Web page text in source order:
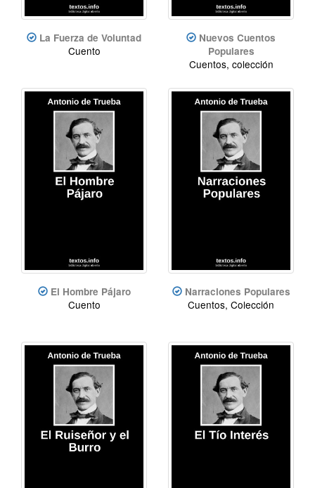
La Fuerza de Voluntad
Cuento
Nuevos Cuentos
Populares
Cuentos, colección
El Hombre Pájaro
Cuento
Narraciones Populares
Cuentos, Colección